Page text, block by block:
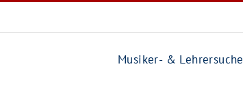
Musiker- & Lehrersuche